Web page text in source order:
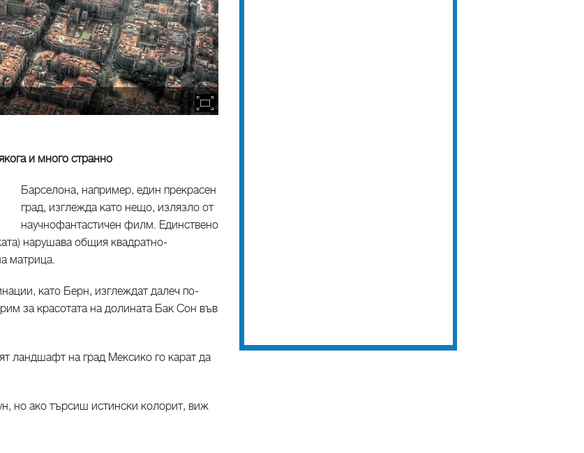
и много странно
Барселона, например, един прекрасен
град, изглежда като нещо, излязло от
научнофантастичен филм. Единствено
нарушава общия квадратно-
матрица.
като Берн, изглеждат далеч по-
за красотата на долината Бак Сон във
ландшафт на град Мексико го карат да
но ако търсиш истински колорит, виж